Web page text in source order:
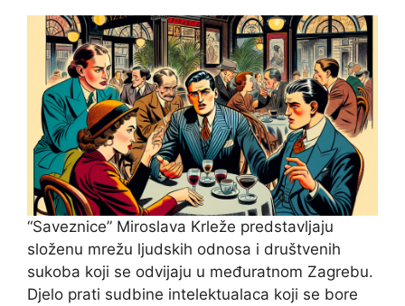
“Saveznice” Miroslava Krleže predstavljaju
složenu mrežu ljudskih odnosa i društvenih
sukoba koji se odvijaju u međuratnom Zagrebu.
Djelo prati sudbine intelektualaca koji se bore